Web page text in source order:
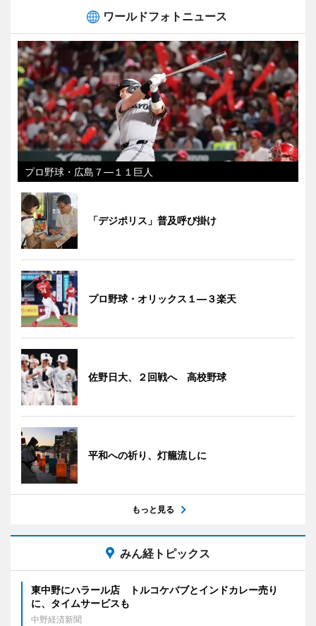
ワールドフォトニュース
プロ野球・広島７―１１巨人
「デジポリス」普及呼び掛け
プロ野球・オリックス１―３楽天
佐野日大、２回戦へ 高校野球
平和への祈り、灯籠流しに
もっと見る
みん経トピックス
東中野にハラール店 トルコケバブとインドカレー売り
に、タイムサービスも
中野経済新聞